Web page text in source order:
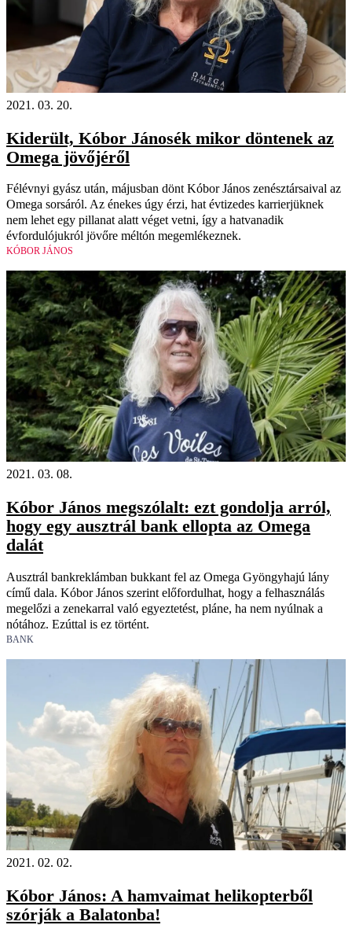
2021. 03. 20.
Kiderült, Kóbor Jánosék mikor döntenek az
Omega jövőjéről
Félévnyi gyász után, májusban dönt Kóbor János zenésztársaival az
Omega sorsáról. Az énekes úgy érzi, hat évtizedes karrierjüknek
nem lehet egy pillanat alatt véget vetni, így a hatvanadik
évfordulójukról jövőre méltón megemlékeznek.
KÓBOR JÁNOS
2021. 03. 08.
Kóbor János megszólalt: ezt gondolja arról,
hogy egy ausztrál bank ellopta az Omega
dalát
Ausztrál bankreklámban bukkant fel az Omega Gyöngyhajú lány
című dala. Kóbor János szerint előfordulhat, hogy a felhasználás
megelőzi a zenekarral való egyeztetést, pláne, ha nem nyúlnak a
nótához. Ezúttal is ez történt.
BANK
2021. 02. 02.
Kóbor János: A hamvaimat helikopterből
szórják a Balatonba!